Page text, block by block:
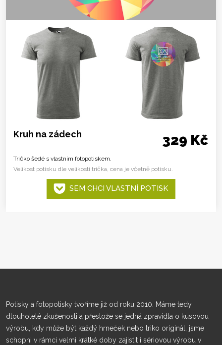
Kruh na zádech 329 Kč
Tričko šedé s vlastním fotopotiskem.
Velikost potisku dle velikosti trička, cena je včetně potisku.
SEM CHCI VLASTNÍ POTISK
Potisky a fotopotisky tvoříme již od roku 2010. Máme tedy
dlouholeté zkušenosti a přestože se jedná zpravidla o kusovou
výrobu, kdy může být každý hrneček nebo triko originál, jsme
schopni v rámci velmi krátké doby zajistit i sériovou výrobu v